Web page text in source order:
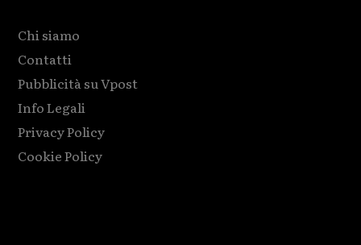
Chi siamo
Contatti
Pubblicità su Vpost
Info Legali
Privacy Policy
Cookie Policy